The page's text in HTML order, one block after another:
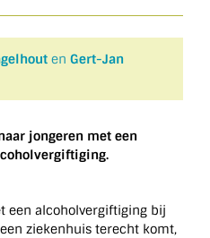
en Gert-Jan
jongeren met een
een alcoholvergiftiging bij
ziekenhuis terecht komt,